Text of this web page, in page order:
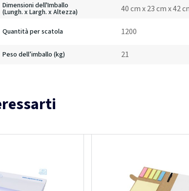
Dimensioni dell'Imballo
(Lungh. x Largh. x Altezza) 40 cm x 23 cm x 42
Quantità per scatola 1200
Peso dell’imballo (kg) 21